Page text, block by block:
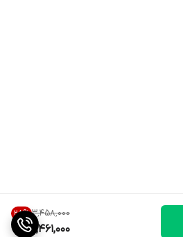
۳٬۴۵۸٬۰۰۰ 28%
2,461,000